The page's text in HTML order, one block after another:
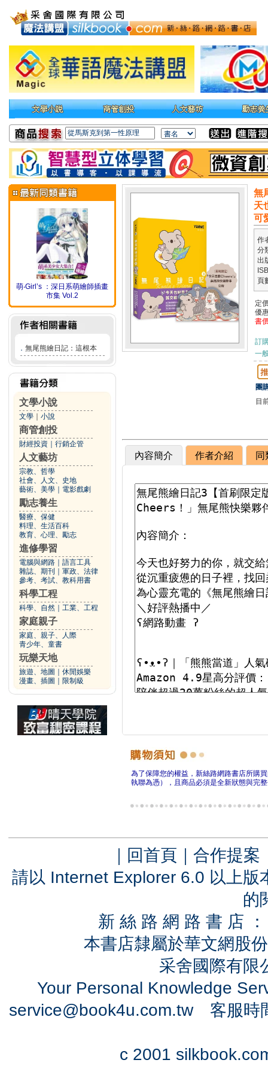
萌‧Girl’s ：深日系萌繪師插畫
市集 Vol.2
． 無尾熊繪日記：這根本
文學小說
文學 小說
商管創投
財經投資 行銷企管
人文藝坊
宗教、哲學
社會、人文、史地
藝術、美學
電影戲劇
勵志養生
醫療、保健
料理、生活百科
教育、心理、勵志
進修學習
電腦與網路
語言工具
雜誌、期刊
軍政、法律
參考、考試、教科用書
科學工程
科學、自然 工業、工程
家庭親子
家庭、親子、人際
青少年、童書
玩樂天地
旅遊、地圖
休閒娛樂
漫畫、插圖
限制級
無
天
可
作
分
出
頁
定
優
書
訂
一
團
目
內容簡介 作者介紹 同
為了保障您的權益，新絲路網路書店所購
執聯為憑），且商品必須是全新狀態與完
｜ 回首頁 ｜ 合作提案
請以 Internet Explorer 6.0 以上
的
新 絲 路 網 路 書 店
本書店隸屬於華文網股
采舍國際有
Your Personal Knowledge
service@book4u.com.tw客服時
c 2001